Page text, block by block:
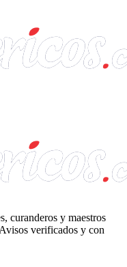
curanderos y maestros
verificados y con